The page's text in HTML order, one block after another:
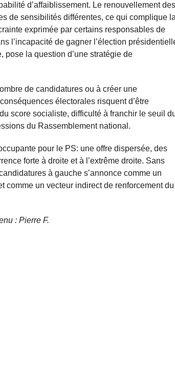
d’affaiblissement. Le renouvellement des
de sensibilités différentes, ce qui complique la
exprimée par certains responsables de
l’incapacité de gagner l’élection
la question d’une stratégie de
de candidatures ou à créer une
électorales risquent d’être
score socialiste, difficulté à franchir le seuil
du Rassemblement national.
pour le PS: une offre dispersée, des
forte à droite et à l’extrême droite. Sans
à gauche s’annonce comme un
comme un vecteur indirect de renforcement du
: Pierre F.